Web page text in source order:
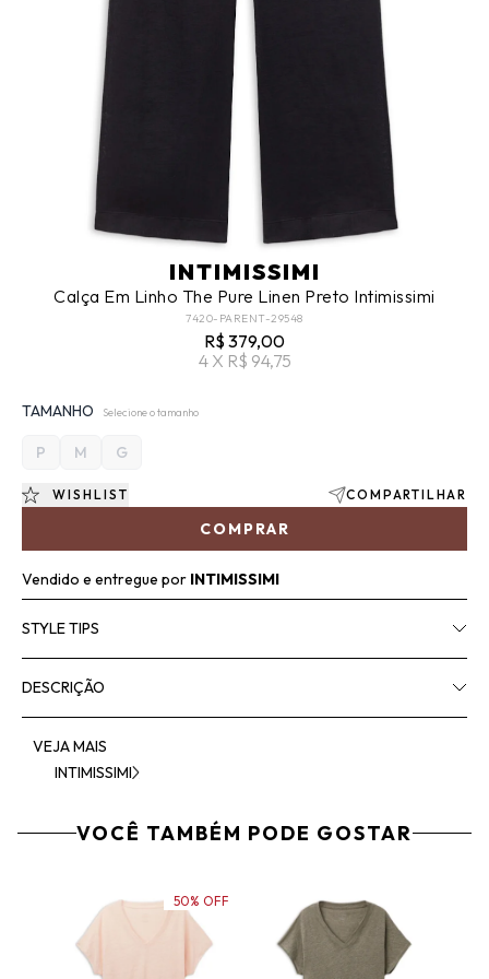
INTIMISSIMI
Calça Em Linho The Pure Linen Preto Intimissimi
7420-PARENT-29548
R$ 379,00
4 X R$ 94,75
TAMANHO Selecione o tamanho
P M G
COMPRAR
WISHLIST COMPARTILHAR
Vendido e entregue por INTIMISSIMI
STYLE TIPS
DESCRIÇÃO
VEJA MAIS
INTIMISSIMI
VOCÊ TAMBÉM PODE GOSTAR
50% OFF